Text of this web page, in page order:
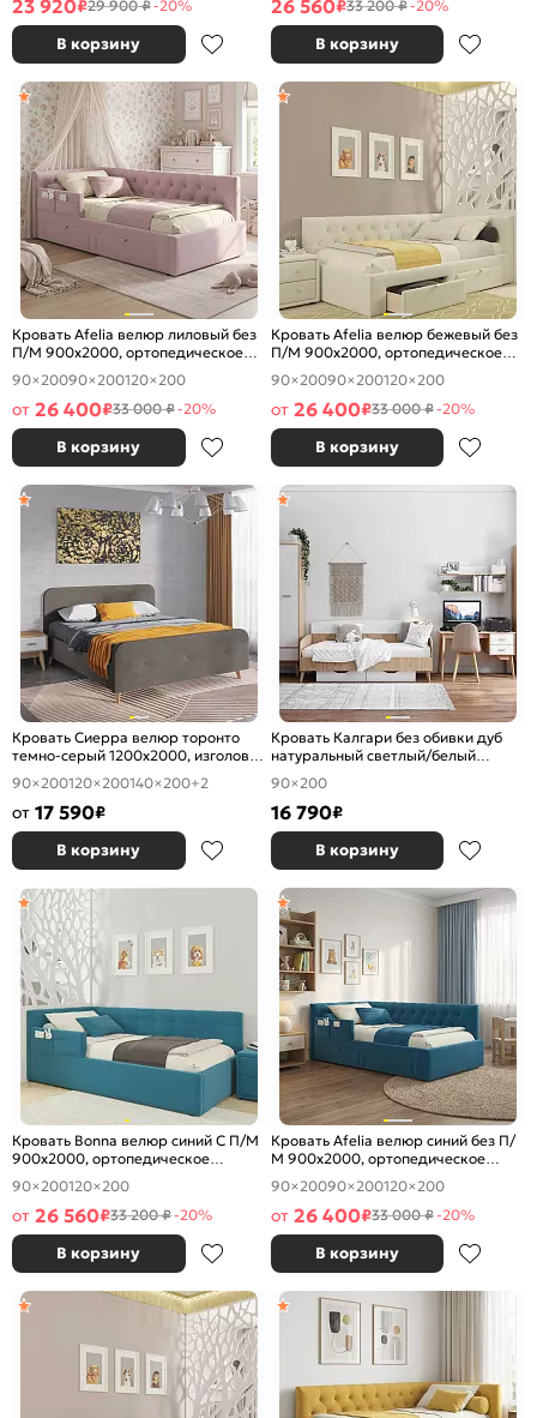
23 920₽29 900 ₽-20%
В корзину
26 560₽33 200 ₽-20%
В корзину
Кровать Afelia велюр лиловый без
П/М 900x2000, ортопедическое
основание, изголовье мягкое
90×20090×200120×200
от 26 400₽33 000 ₽-20%
В корзину
Кровать Afelia велюр бежевый без
П/М 900x2000, ортопедическое
основание, изголовье мягкое
90×20090×200120×200
от 26 400₽33 000 ₽-20%
В корзину
Кровать Сиерра велюр торонто
темно-серый 1200x2000, изголовье
мягкое
90×200120×200140×200+2
от 17 590₽
В корзину
Кровать Калгари без обивки дуб
натуральный светлый/белый
матовый без П/М 900x2000,
ортопедическое основание,
изголовье жесткое
90×200
16 790₽
В корзину
Кровать Bonna велюр синий С П/М
900x2000, ортопедическое
основание, изголовье мягкое
90×200120×200
от 26 560₽33 200 ₽-20%
В корзину
Кровать Afelia велюр синий без П/
М 900x2000, ортопедическое
основание, изголовье мягкое
90×20090×200120×200
от 26 400₽33 000 ₽-20%
В корзину